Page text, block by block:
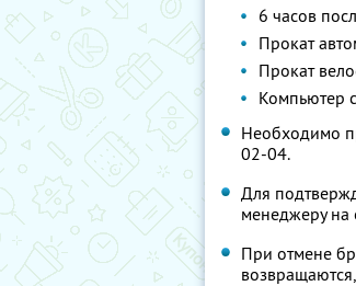
6 часов
Прокат
Прокат
Компьютер
Необходимо
02-04.
Для
менеджеру
При отмене